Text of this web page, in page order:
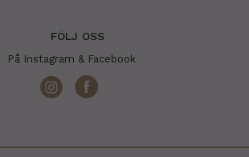
FÖLJ OSS
På Instagram & Facebook